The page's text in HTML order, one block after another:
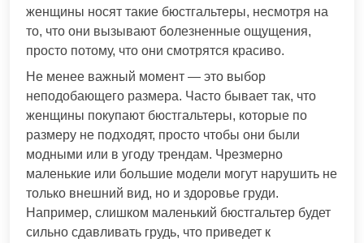
женщины носят такие бюстгальтеры, несмотря на
то, что они вызывают болезненные ощущения,
просто потому, что они смотрятся красиво.
Не менее важный момент — это выбор
неподобающего размера. Часто бывает так, что
женщины покупают бюстгальтеры, которые по
размеру не подходят, просто чтобы они были
модными или в угоду трендам. Чрезмерно
маленькие или большие модели могут нарушить не
только внешний вид, но и здоровье груди.
Например, слишком маленький бюстгальтер будет
сильно сдавливать грудь, что приведет к